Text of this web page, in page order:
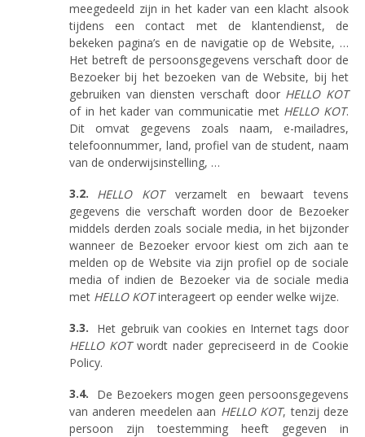
meegedeeld zijn in het kader van een klacht alsook
tijdens een contact met de klantendienst, de
bekeken pagina’s en de navigatie op de Website, …
Het betreft de persoonsgegevens verschaft door de
Bezoeker bij het bezoeken van de Website, bij het
gebruiken van diensten verschaft door HELLO KOT
of in het kader van communicatie met HELLO KOT.
Dit omvat gegevens zoals naam, e-mailadres,
telefoonnummer, land, profiel van de student, naam
van de onderwijsinstelling, …
HELLO KOTverzamelt en bewaart tevens
gegevens die verschaft worden door de Bezoeker
middels derden zoals sociale media, in het bijzonder
wanneer de Bezoeker ervoor kiest om zich aan te
melden op de Website via zijn profiel op de sociale
media of indien de Bezoeker via de sociale media
met HELLO KOTinterageert op eender welke wijze.
Het gebruik van cookies en Internet tags door
HELLO KOTwordt nader gepreciseerd in de Cookie
Policy.
De Bezoekers mogen geen persoonsgegevens
van anderen meedelen aan HELLO KOT, tenzij deze
persoon zijn toestemming heeft gegeven in